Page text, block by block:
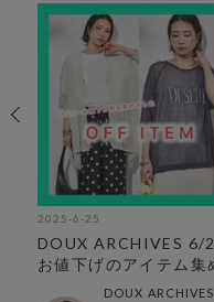
2025-6-25
DOUX ARCHIVES 6/
お値下げのアイテム集
DOUX ARCHIVES